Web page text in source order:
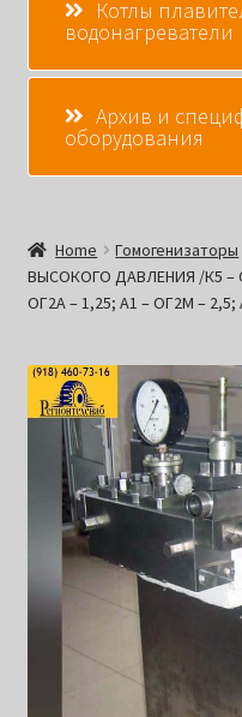
Котлы
водонагреватели
Архив и
оборудования
Home Гомогенизаторы
ВЫСОКОГО ДАВЛЕНИЯ /К5 –
ОГ2А – 1,25; А1 – ОГ2М –